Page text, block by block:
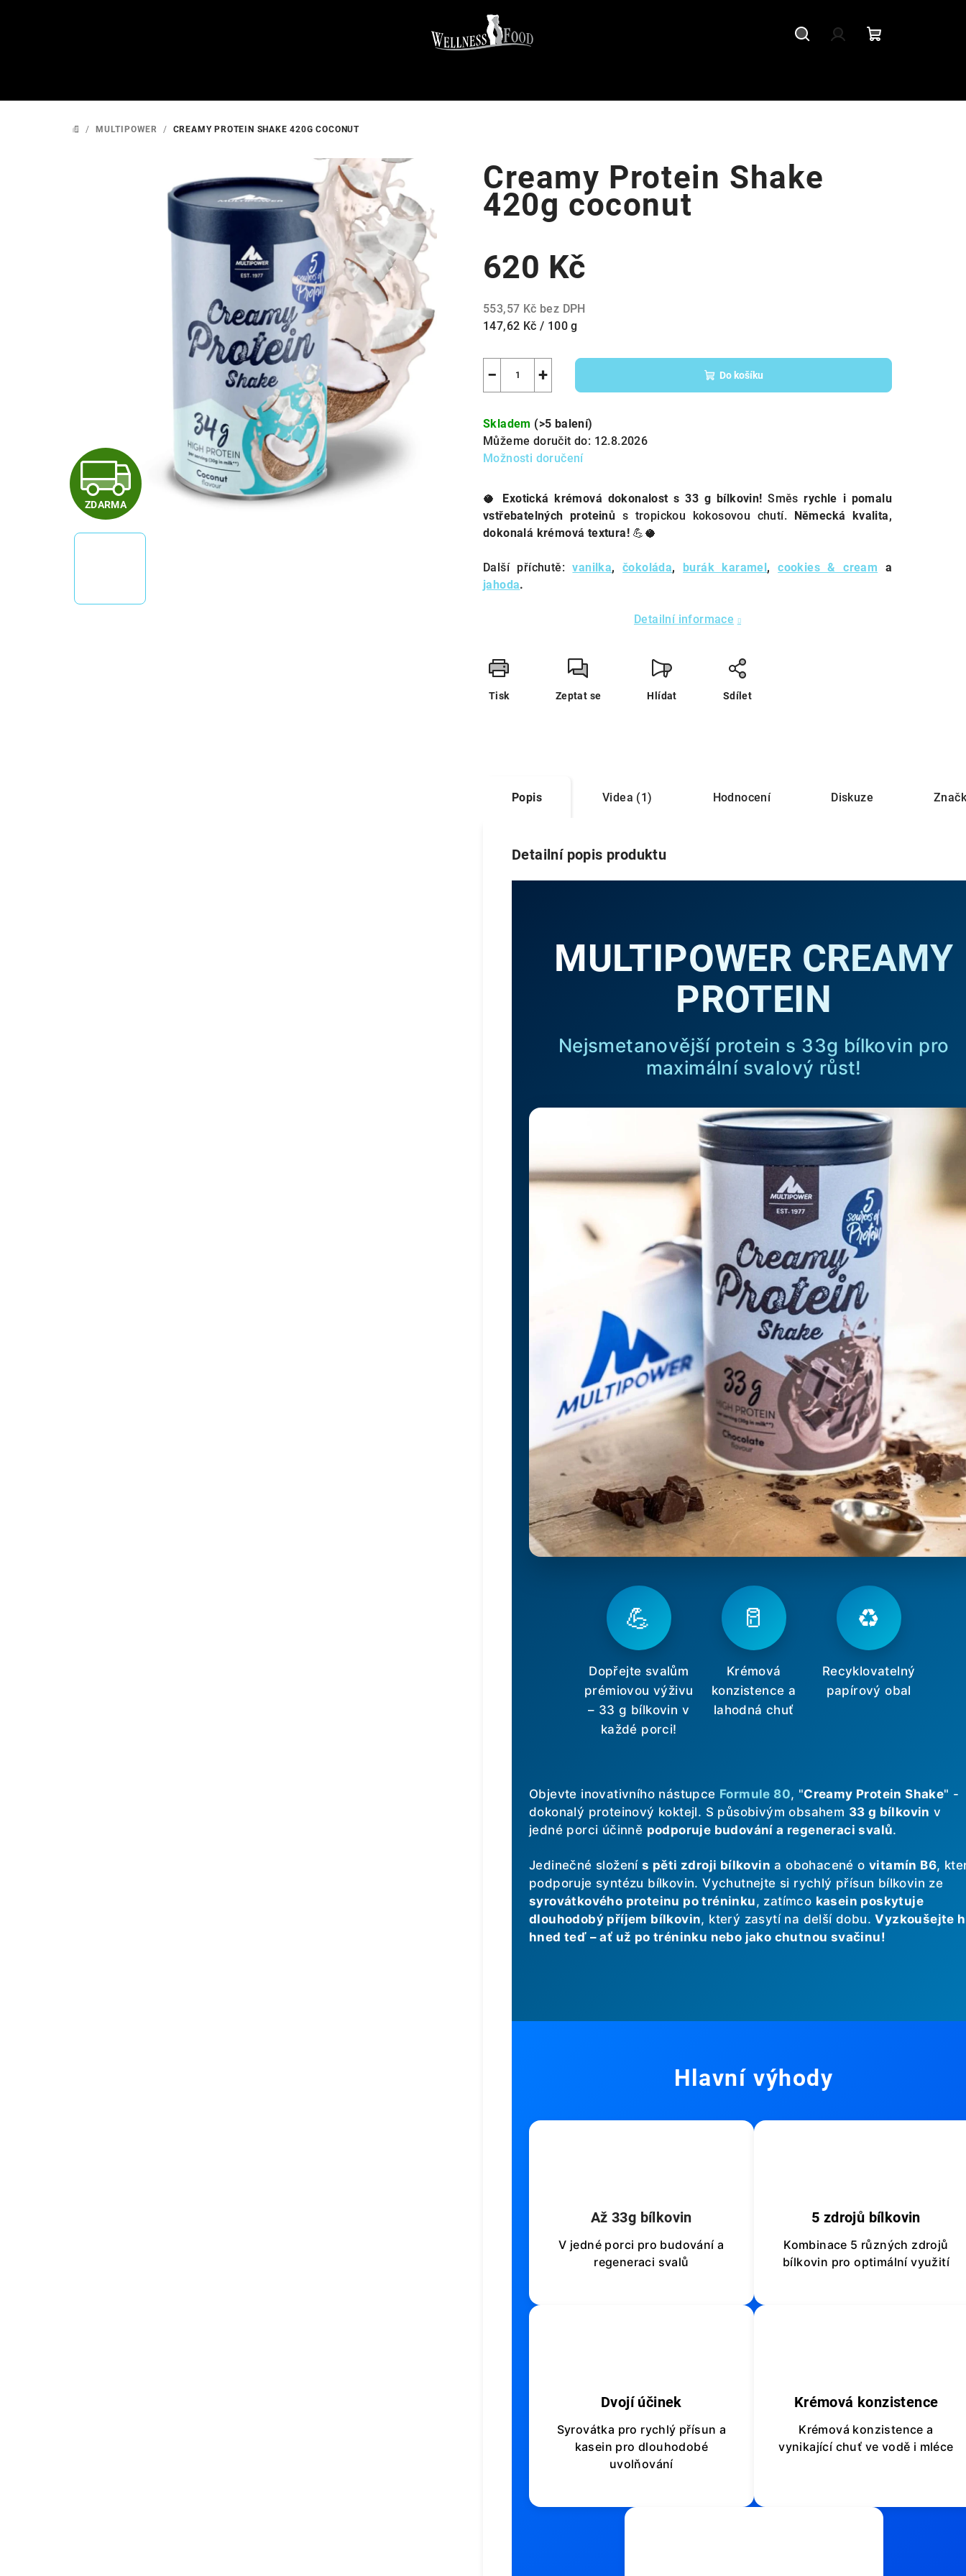
košík
DOMŮ
/ MULTIPOWER / CREAMY PROTEIN SHAKE 420G COCONUT
Creamy Protein Shake
420g coconut
620 Kč
553,57 Kč bez DPH
Měrná
147,62 Kč / 100 g
+
− Do košíku
Skladem (>5 balení)
Můžeme doručit do: 12.8.2026
Možnosti doručení
🥥 Exotická krémová dokonalost s 33 g bílkovin! Směsrychle i pomalu
vstřebatelných proteinů s tropickou kokosovou chutí. Německá kvalita,
dokonalá krémová textura! 💪🥥
Další příchutě: vanilka,čokoláda, burák karamel,cookies & cream a
jahoda.
Detailní informace
Tisk Zeptat se Hlídat Sdílet
Z
D
ZDARMA
Popis Videa (1) Hodnocení Diskuze
Detailní popis produktu
MULTIPOWER CREAMY
PROTEIN
Nejsmetanovější protein s 33g bílkovin pro
maximální svalový růst!
💪
Dopřejte svalům
prémiovou výživu
– 33 g bílkovin v
každé porci!
🥛
Krémová
konzistence a
lahodná chuť
♻️
Recyklovatelný
papírový obal
Objevte inovativního nástupce Formule 80, "Creamy Protein Shake" -
dokonalý proteinový koktejl. S působivým obsahem 33 g bílkovin v
jedné porci účinně podporuje budování a regeneraci svalů.
Jedinečné složenís pěti zdroji bílkovin a obohacené ovitamín B6,
podporuje syntézu bílkovin. Vychutnejte si rychlý přísun bílkovin ze
syrovátkového proteinu po tréninku, zatímco kasein poskytuje
dlouhodobý příjem bílkovin, který zasytí na delší dobu.Vyzkoušejte
hned teď – ať už po tréninku nebo jako chutnou svačinu!
Hlavní výhody
Až 33g bílkovin
V jedné porci pro budování a
regeneraci svalů
5 zdrojů bílkovin
Kombinace 5 různých zdrojů
bílkovin pro optimální využití
Dvojí účinek
Syrovátka pro rychlý přísun a
kasein pro dlouhodobé
uvolňování
Krémová konzistence
Krémová konzistence a
vynikající chuť ve vodě i mléce